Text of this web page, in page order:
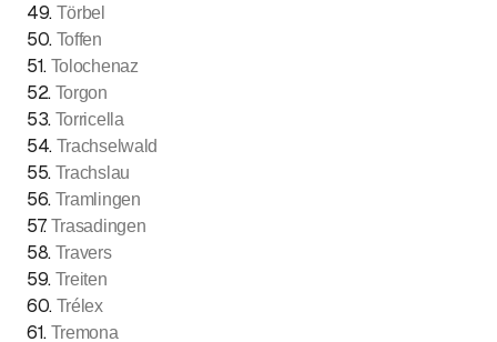
49. Törbel
50. Toffen
51. Tolochenaz
52. Torgon
53. Torricella
54. Trachselwald
55. Trachslau
56. Tramlingen
57. Trasadingen
58. Travers
59. Treiten
60. Trélex
61. Tremona